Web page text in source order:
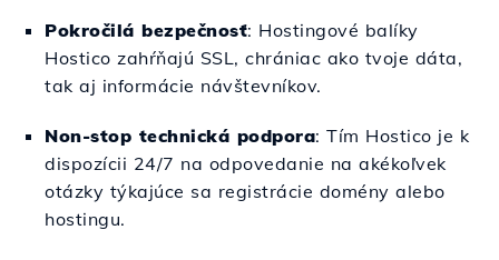
Pokročilá bezpečnosť: Hostingové balíky
Hostico zahŕňajú SSL, chrániac ako tvoje dáta,
tak aj informácie návštevníkov.
Non-stop technická podpora: Tím Hostico je k
dispozícii 24/7 na odpovedanie na akékoľvek
otázky týkajúce sa registrácie domény alebo
hostingu.